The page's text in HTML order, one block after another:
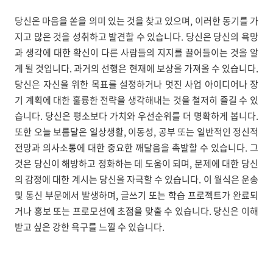
당신은 마음을 쏟을 의미 있는 것을 찾고 있으며, 이러한 동기를 가
지고 많은 것을 성취하고 발견할 수 있습니다. 당신은 당신의 욕망
과 생각에 대한 확신이 다른 사람들의 지지를 끌어들이는 것을 알
게 될 것입니다. 과거의 선행은 현재에 보상을 가져올 수 있습니다.
당신은 자신을 위한 목표를 설정하거나 멋진 사업 아이디어나 장
기 계획에 대한 훌륭한 전략을 생각해내는 것을 철저히 즐길 수 있
습니다. 당신은 평소보다 가치와 우선순위를 더 명확하게 봅니다.
또한 오늘 보름달은 일상생활, 이동성, 공부 또는 일반적인 정신적
전망과 의사소통에 대한 중요한 깨달음을 촉발할 수 있습니다. 그
것은 당신이 해방하고 정화하는 데 도움이 되며, 문제에 대한 당신
의 감정에 대한 계시는 당신을 자극할 수 있습니다. 이 월식은 운송
및 통신 부문에서 발생하며, 글쓰기 또는 학습 프로젝트가 완료되
거나 홍보 또는 프로모션에 초점을 맞출 수 있습니다. 당신은 이해
받고 싶은 강한 욕구를 느낄 수 있습니다.